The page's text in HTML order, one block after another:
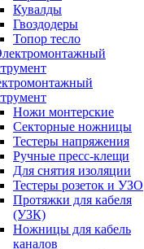
Кувалды
Гвоздодеры
Топор тесло
Ножи монтерские
Секторные ножницы
Тестеры напряжения
Ручные пресс-клещи
Для снятия изоляции
Тестеры розеток и УЗО
Протяжки для кабеля
(УЗК)
Ножницы для кабель
каналов